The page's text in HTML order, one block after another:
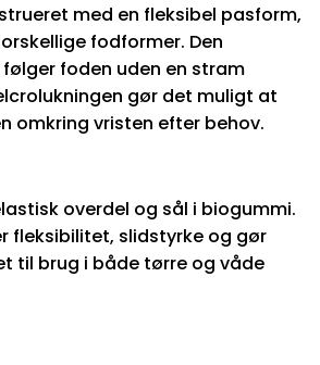
med en fleksibel pasform,
fodformer. Den
foden uden en stram
gør det muligt at
omkring vristen efter behov.
overdel og sål i biogummi.
fleksibilitet, slidstyrke og gør
til brug i både tørre og våde